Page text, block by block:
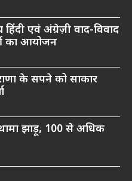
एवं अंग्रेज़ी वाद-विवाद
का आयोजन
के सपने को साकार
झाड़ू, 100 से अधिक